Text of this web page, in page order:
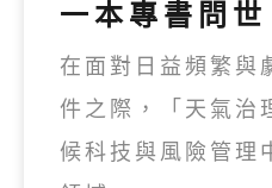
一本專書問世
在面對日益頻繁與
件之際，「天氣治
候科技與風險管理